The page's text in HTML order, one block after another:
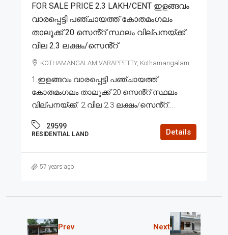
FOR SALE PRICE 2.3 LAKH/CENT ഇളങ്ങവം
വാരപ്പെട്ടി പഞ്ചായത്ത് കോതമംഗലം
താലൂക്ക് 20 സെൻ്റ് സ്ഥലം വില്പനയ്ക്ക്
വില 2.3 ലക്ഷം/സെൻ്റ്
KOTHAMANGALAM,VARAPPETTY, Kothamangalam
1.ഇളങ്ങവം വാരപ്പെട്ടി പഞ്ചായത്ത്
കോതമംഗലം താലൂക്ക് 20 സെൻ്റ് സ്ഥലം
വില്പനയ്ക്ക്. 2.വില 2.3 ലക്ഷം/സെൻ്റ്....
29599
RESIDENTIAL LAND Details
57 years ago
Prev Next